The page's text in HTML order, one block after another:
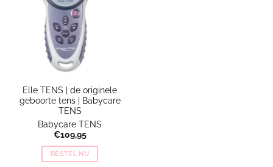
Elle TENS | de originele
geboorte tens | Babycare
TENS
Babycare TENS
€109,95
BESTEL NU